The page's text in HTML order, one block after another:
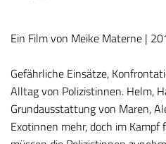
Ein Film von Meike Materne |
Gefährliche Einsätze,
Alltag von Polizistinnen. Helm,
Grundausstattung von Maren,
Exotinnen mehr, doch im Kampf